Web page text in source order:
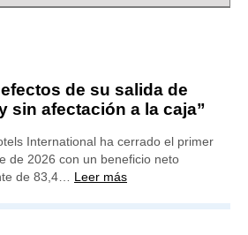
de su salida de
sin afectación a la caja”
International ha cerrado el primer
de 2026 con un beneficio neto
de 83,4… Leer más